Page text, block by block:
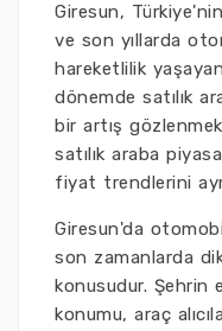
Giresun,
ve son yıllarda
hareketlilik
dönemde satılık
bir artış
satılık araba
fiyat trendlerini
Giresun'da
son zamanlarda
konusudur. Şehrin
konumu, araç